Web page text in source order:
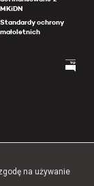
MKiDN
Standardy ochrony
małoletnich
na używanie